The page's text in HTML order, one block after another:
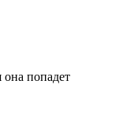
попадет